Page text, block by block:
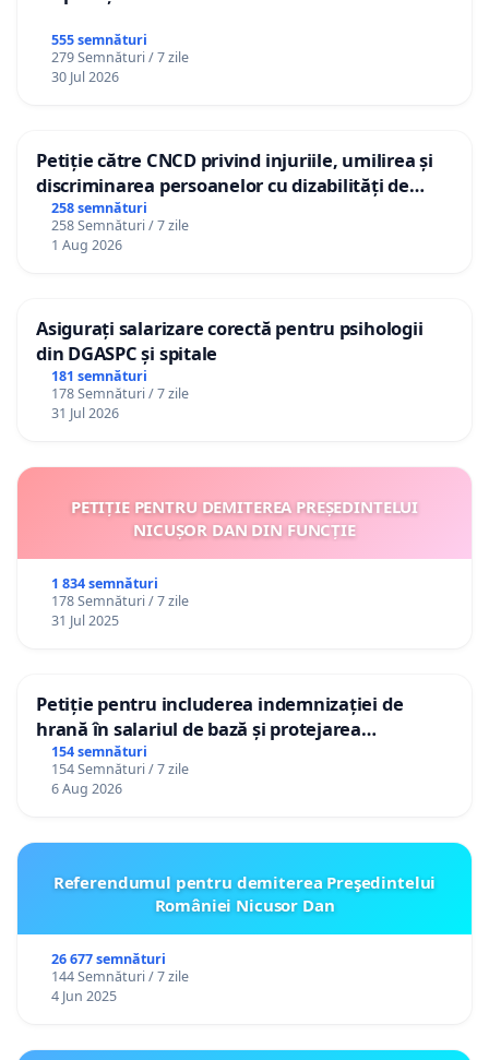
555 semnături
279 Semnături / 7 zile
30 Jul 2026
Petiție către CNCD privind injuriile, umilirea și
discriminarea persoanelor cu dizabilități de
către utilizatorul TikTok „Gorici”
258 semnături
258 Semnături / 7 zile
1 Aug 2026
Asigurați salarizare corectă pentru psihologii
din DGASPC și spitale
181 semnături
178 Semnături / 7 zile
31 Jul 2026
PETIȚIE PENTRU DEMITEREA PREȘEDINTELUI
NICUȘOR DAN DIN FUNCȚIE
1 834 semnături
178 Semnături / 7 zile
31 Jul 2025
Petiție pentru includerea indemnizației de
hrană în salariul de bază și protejarea
gradațiilor de vechime pentru asistenții
personali
154 semnături
154 Semnături / 7 zile
6 Aug 2026
Referendumul pentru demiterea Preşedintelui
României Nicusor Dan
26 677 semnături
144 Semnături / 7 zile
4 Jun 2025